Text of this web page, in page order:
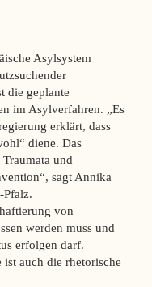
Asylsystem
die geplante
im Asylverfahren. „Es
erklärt, dass
diene. Das
und
sagt Annika
von
werden muss und
erfolgen darf.
auch die rhetorische